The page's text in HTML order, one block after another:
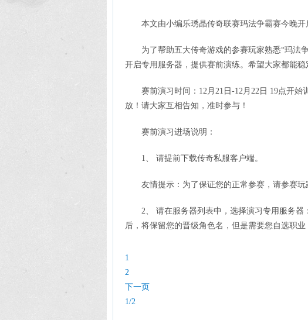
本文由小编乐琇晶传奇联赛玛法争霸赛今晚开
为了帮助五大传奇游戏的参赛玩家熟悉“玛法
开启专用服务器，提供赛前演练。希望大家都能
赛前演习时间：12月21日-12月22日 19点开
放！请大家互相告知，准时参与！
赛前演习进场说明：
1、 请提前下载传奇私服客户端。
友情提示：为了保证您的正常参赛，请参赛玩
2、 请在服务器列表中，选择演习专用服务
后，将保留您的晋级角色名，但是需要您自选职业
1
2
下一页
1/2